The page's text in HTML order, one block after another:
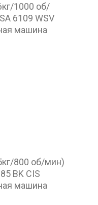
1000 об/
6109 WSV
машина
800 об/мин)
BK CIS
машина